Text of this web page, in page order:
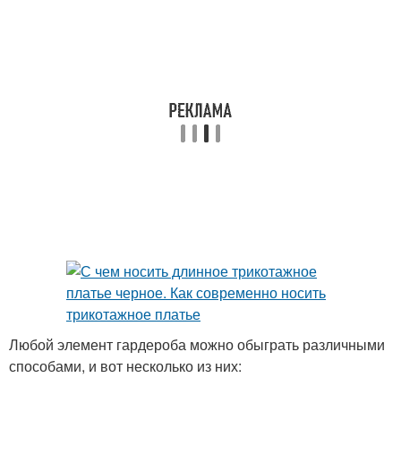
Любой элемент гардероба можно обыграть различными
способами, и вот несколько из них: